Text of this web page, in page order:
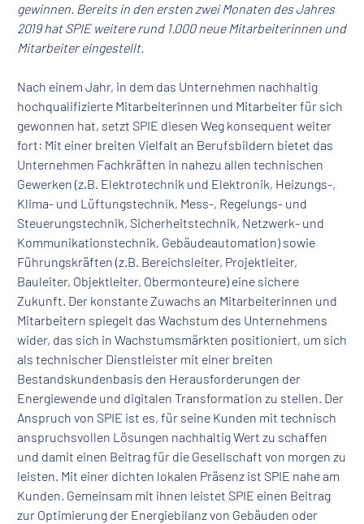
gewinnen. Bereits in den ersten zwei Monaten des Jahres
2019 hat SPIE weitere rund 1.000 neue Mitarbeiterinnen und
Mitarbeiter eingestellt.
Nach einem Jahr, in dem das Unternehmen nachhaltig
hochqualifizierte Mitarbeiterinnen und Mitarbeiter für sich
gewonnen hat, setzt SPIE diesen Weg konsequent weiter
fort: Mit einer breiten Vielfalt an Berufsbildern bietet das
Unternehmen Fachkräften in nahezu allen technischen
Gewerken (z.B. Elektrotechnik und Elektronik, Heizungs-,
Klima- und Lüftungstechnik, Mess-, Regelungs- und
Steuerungstechnik, Sicherheitstechnik, Netzwerk- und
Kommunikationstechnik, Gebäudeautomation) sowie
Führungskräften (z.B. Bereichsleiter, Projektleiter,
Bauleiter, Objektleiter, Obermonteure) eine sichere
Zukunft. Der konstante Zuwachs an Mitarbeiterinnen und
Mitarbeitern spiegelt das Wachstum des Unternehmens
wider, das sich in Wachstumsmärkten positioniert, um sich
als technischer Dienstleister mit einer breiten
Bestandskundenbasis den Herausforderungen der
Energiewende und digitalen Transformation zu stellen. Der
Anspruch von SPIE ist es, für seine Kunden mit technisch
anspruchsvollen Lösungen nachhaltig Wert zu schaffen
und damit einen Beitrag für die Gesellschaft von morgen zu
leisten. Mit einer dichten lokalen Präsenz ist SPIE nahe am
Kunden. Gemeinsam mit ihnen leistet SPIE einen Beitrag
zur Optimierung der Energiebilanz von Gebäuden oder